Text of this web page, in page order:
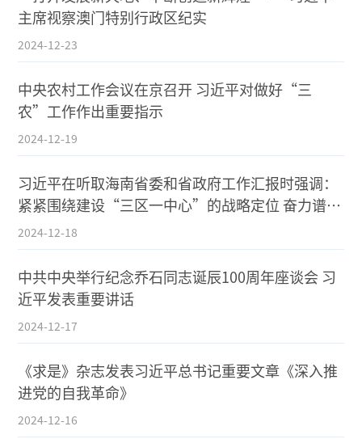
主席视察澳门特别行政区纪实
2024-12-23
中央农村工作会议在京召开 习近平对做好“三
农”工作作出重要指示
2024-12-19
习近平在听取海南省委和省政府工作汇报时强调：
紧紧围绕建设“三区一中心”的战略定位 奋力谱写
中国式现代化海南篇章
2024-12-18
中共中央举行纪念乔石同志诞辰100周年座谈会 习
近平发表重要讲话
2024-12-17
《求是》杂志发表习近平总书记重要文章《深入推
进党的自我革命》
2024-12-16